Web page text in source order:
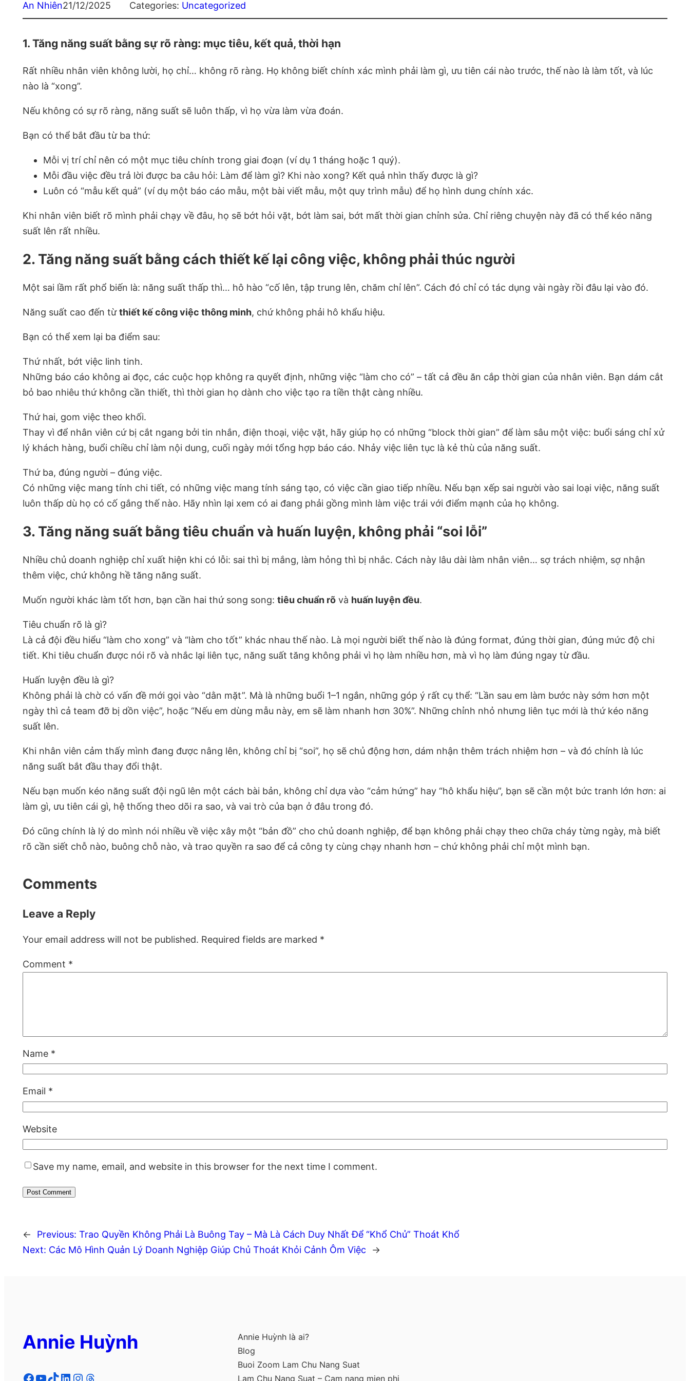
An Nhiên21/12/2025 Categories: Uncategorized
1. Tăng năng suất bằng sự rõ ràng: mục tiêu, kết quả, thời hạn
Rất nhiều nhân viên không lười, họ chỉ… không rõ ràng. Họ không biết chính xác mình phải làm gì, ưu tiên cái nào trước, thế nào là làm tốt, và lúc
nào là “xong”.
Nếu không có sự rõ ràng, năng suất sẽ luôn thấp, vì họ vừa làm vừa đoán.
Bạn có thể bắt đầu từ ba thứ:
Mỗi vị trí chỉ nên có một mục tiêu chính trong giai đoạn (ví dụ 1 tháng hoặc 1 quý).
Mỗi đầu việc đều trả lời được ba câu hỏi: Làm để làm gì? Khi nào xong? Kết quả nhìn thấy được là gì?
Luôn có “mẫu kết quả” (ví dụ một báo cáo mẫu, một bài viết mẫu, một quy trình mẫu) để họ hình dung chính xác.
Khi nhân viên biết rõ mình phải chạy về đâu, họ sẽ bớt hỏi vặt, bớt làm sai, bớt mất thời gian chỉnh sửa. Chỉ riêng chuyện này đã có thể kéo năng
suất lên rất nhiều.
2. Tăng năng suất bằng cách thiết kế lại công việc, không phải thúc người
Một sai lầm rất phổ biến là: năng suất thấp thì… hô hào “cố lên, tập trung lên, chăm chỉ lên”. Cách đó chỉ có tác dụng vài ngày rồi đâu lại vào đó.
Năng suất cao đến từthiết kế công việc thông minh, chứ không phải hô khẩu hiệu.
Bạn có thể xem lại ba điểm sau:
Thứ nhất, bớt việc linh tinh.
Những báo cáo không ai đọc, các cuộc họp không ra quyết định, những việc “làm cho có” – tất cả đều ăn cắp thời gian của nhân viên. Bạn dám cắt
bỏ bao nhiêu thứ không cần thiết, thì thời gian họ dành cho việc tạo ra tiền thật càng nhiều.
Thứ hai, gom việc theo khối.
Thay vì để nhân viên cứ bị cắt ngang bởi tin nhắn, điện thoại, việc vặt, hãy giúp họ có những “block thời gian” để làm sâu một việc: buổi sáng chỉ xử
lý khách hàng, buổi chiều chỉ làm nội dung, cuối ngày mới tổng hợp báo cáo. Nhảy việc liên tục là kẻ thù của năng suất.
Thứ ba, đúng người – đúng việc.
Có những việc mang tính chi tiết, có những việc mang tính sáng tạo, có việc cần giao tiếp nhiều. Nếu bạn xếp sai người vào sai loại việc, năng suất
luôn thấp dù họ có cố gắng thế nào. Hãy nhìn lại xem có ai đang phải gồng mình làm việc trái với điểm mạnh của họ không.
3. Tăng năng suất bằng tiêu chuẩn và huấn luyện, không phải “soi lỗi”
Nhiều chủ doanh nghiệp chỉ xuất hiện khi có lỗi: sai thì bị mắng, làm hỏng thì bị nhắc. Cách này lâu dài làm nhân viên… sợ trách nhiệm, sợ nhận
thêm việc, chứ không hề tăng năng suất.
Muốn người khác làm tốt hơn, bạn cần hai thứ song song: tiêu chuẩn rõ và huấn luyện đều.
Tiêu chuẩn rõ là gì?
Là cả đội đều hiểu “làm cho xong” và “làm cho tốt” khác nhau thế nào. Là mọi người biết thế nào là đúng format, đúng thời gian, đúng mức độ chi
tiết. Khi tiêu chuẩn được nói rõ và nhắc lại liên tục, năng suất tăng không phải vì họ làm nhiều hơn, mà vì họ làm đúng ngay từ đầu.
Huấn luyện đều là gì?
Không phải là chờ có vấn đề mới gọi vào “dằn mặt”. Mà là những buổi 1–1 ngắn, những góp ý rất cụ thể: “Lần sau em làm bước này sớm hơn một
ngày thì cả team đỡ bị dồn việc”, hoặc “Nếu em dùng mẫu này, em sẽ làm nhanh hơn 30%”. Những chỉnh nhỏ nhưng liên tục mới là thứ kéo năng
suất lên.
Khi nhân viên cảm thấy mình đang được nâng lên, không chỉ bị “soi”, họ sẽ chủ động hơn, dám nhận thêm trách nhiệm hơn – và đó chính là lúc
năng suất bắt đầu thay đổi thật.
Nếu bạn muốn kéo năng suất đội ngũ lên một cách bài bản, không chỉ dựa vào “cảm hứng” hay “hô khẩu hiệu”, bạn sẽ cần một bức tranh lớn hơn: ai
làm gì, ưu tiên cái gì, hệ thống theo dõi ra sao, và vai trò của bạn ở đâu trong đó.
Đó cũng chính là lý do mình nói nhiều về việc xây một “bản đồ” cho chủ doanh nghiệp, để bạn không phải chạy theo chữa cháy từng ngày, mà biết
rõ cần siết chỗ nào, buông chỗ nào, và trao quyền ra sao để cả công ty cùng chạy nhanh hơn – chứ không phải chỉ một mình bạn.
Comments
Leave a Reply
Your email address will not be published. Required fields are marked *
Comment *
Name *
Email *
Website
Save my name, email, and website in this browser for the next time I comment.
← Previous: Trao Quyền Không Phải Là Buông Tay – Mà Là Cách Duy Nhất Để “Khổ Chủ” Thoát Khổ
Next: Các Mô Hình Quản Lý Doanh Nghiệp Giúp Chủ Thoát Khỏi Cảnh Ôm Việc →
Annie Huỳnh
Facebook YouTube TikTok LinkedIn Instagram Threads
Annie Huỳnh là ai?
Blog
Buoi Zoom Lam Chu Nang Suat
Lam Chu Nang Suat – Cam nang mien phi